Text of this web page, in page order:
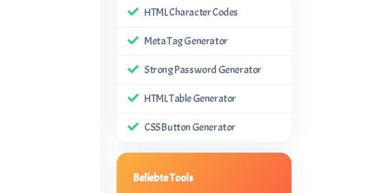
HTML Character Codes
Meta Tag Generator
Strong Password Generator
HTML Table Generator
CSS Button Generator
Beliebte Tools